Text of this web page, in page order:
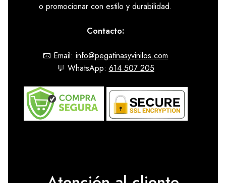
o promocionar con estilo y durabilidad.
Contacto:
📧 Email: info@pegatinasyvinilos.com
💬 WhatsApp: 614 507 205